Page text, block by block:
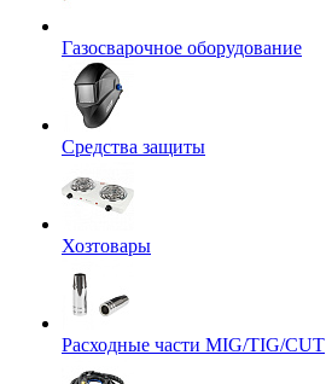
Газосварочное оборудование
Средства защиты
Хозтовары
Расходные части MIG/TIG/CUT